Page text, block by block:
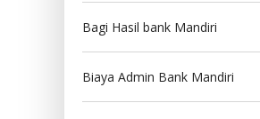
Bagi Hasil bank Mandiri
Biaya Admin Bank Mandiri